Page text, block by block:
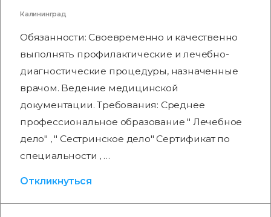
Калининград
Обязанности: Своевременно и качественно
выполнять профилактические и лечебно-
диагностические процедуры, назначенные
врачом. Ведение медицинской
документации. Требования: Среднее
профессиональное образование " Лечебное
дело" , " Сестринское дело" Сертификат по
специальности , …
Откликнуться